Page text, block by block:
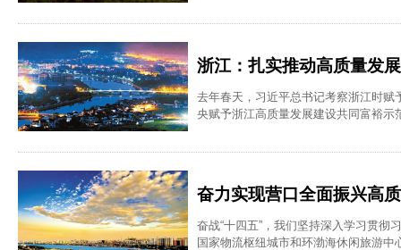
浙江：扎实推动高质量发
去年春天，习近平总书记考察浙江时赋
央赋予浙江高质量发展建设共同富裕
奋力实现营口全面振兴高
奋战“十四五”，我们坚持深入学习贯
国家物流枢纽城市和环渤海休闲旅游